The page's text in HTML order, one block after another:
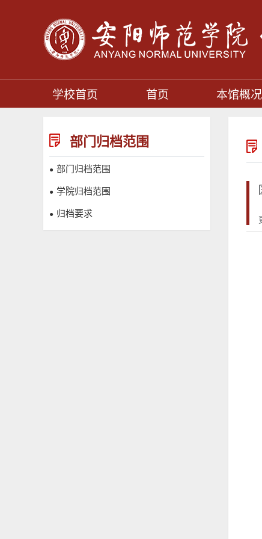
学校首页 首页 本馆概况
部门归档范围
● 部门归档范围
● 学院归档范围
● 归档要求